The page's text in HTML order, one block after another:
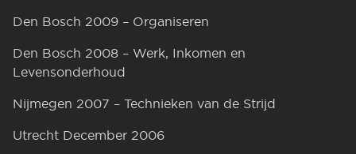
Den Bosch 2009 – Organiseren
Den Bosch 2008 – Werk, Inkomen en
Levensonderhoud
Nijmegen 2007 – Technieken van de Strijd
Utrecht December 2006